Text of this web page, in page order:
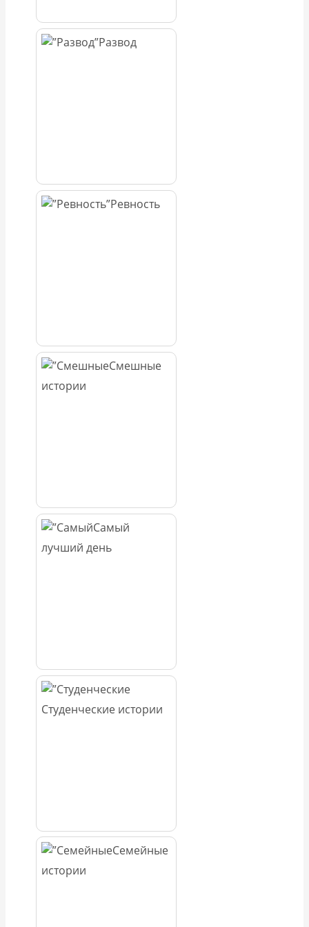
Развод
Ревность
Смешные
истории
Самый
лучший день
Студенческие истории
Семейные
истории